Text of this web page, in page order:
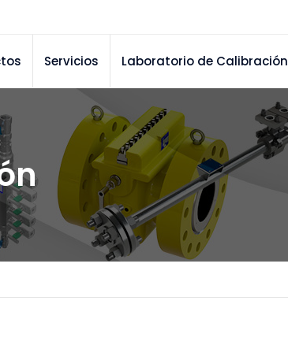
Servicios Laboratorio de Calibración